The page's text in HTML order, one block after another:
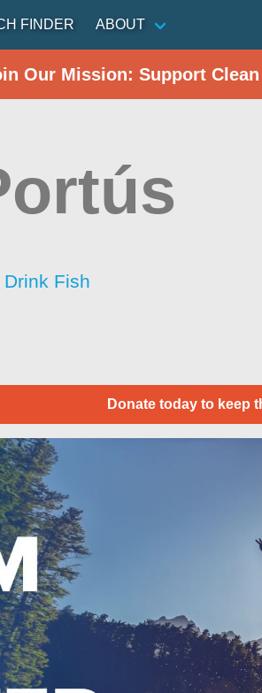
FINDER ABOUT
Our Mission: Support Clean
Fish
Donate today to keep